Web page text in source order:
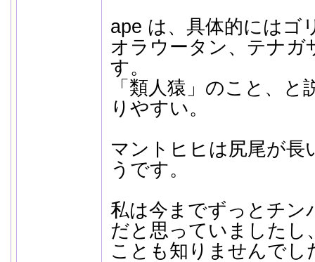
ape は、具体的にはゴ
オラウータン、テナガ
す。
「類人猿」のこと、
りやすい。
マントヒヒは尻尾が長
うです。
私は今までずっとチン
だと思っていましたし
ことも知りませんでし